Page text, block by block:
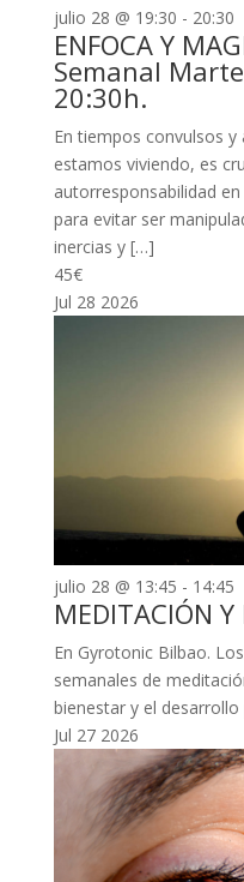
julio 28 @ 19:30 - 20:30
ENFOCA Y
Semanal
20:30h.
En tiempos convulsos
estamos viviendo, es
autorresponsabilidad
para evitar ser
inercias y […]
45€
Jul 28 2026
julio 28 @ 13:45 - 14:45
MEDITACIÓN
En Gyrotonic Bilbao.
semanales de
bienestar y el desarrollo
Jul 27 2026